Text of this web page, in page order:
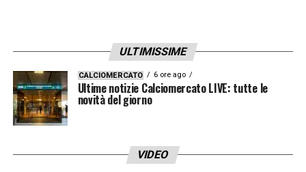
ULTIMISSIME
CALCIOMERCATO 6 ore ago
Ultime notizie Calciomercato LIVE: tutte le
novità del giorno
VIDEO